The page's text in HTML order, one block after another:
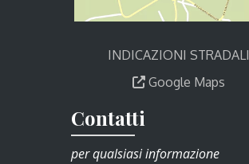
INDICAZIONI STRADALI
Google Maps
Contatti
per qualsiasi informazione